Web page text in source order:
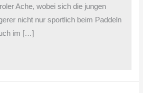
Ache, wobei sich die jungen
nicht nur sportlich beim Paddeln
im […]